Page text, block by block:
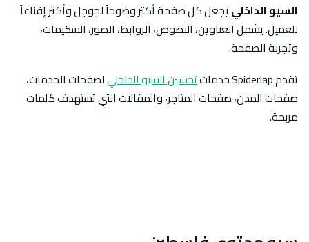
السيو الداخلييجعل كل صفحة أكثر وضوحاً لجوجل وأكثر إقناعاً
للعميل. يشمل العناوين، النصوص، الروابط، الصور، السكيمات،
وتجربة الصفحة.
تقدم Spiderlap خدمات
تحسين السيو الداخليلصفحات الخدمات،
صفحات المدن، صفحات المتاجر، والمقالات التي تستهدف كلمات
مربحة.